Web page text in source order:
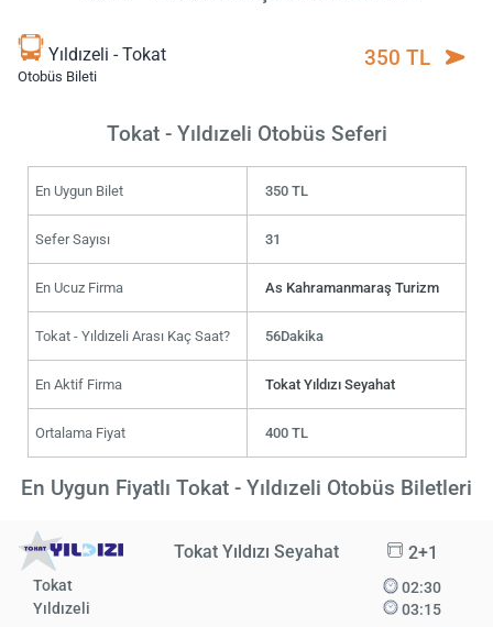
Yıldızeli - Tokat
Otobüs Bileti
350 TL
Tokat - Yıldızeli Otobüs Seferi
En Uygun Bilet 350 TL
Sefer Sayısı 31
En Ucuz Firma As Kahramanmaraş Turizm
Tokat - Yıldızeli Arası Kaç Saat? 56Dakika
En Aktif Firma Tokat Yıldızı Seyahat
Ortalama Fiyat 400 TL
En Uygun Fiyatlı Tokat - Yıldızeli Otobüs Biletleri
Tokat Yıldızı Seyahat 2+1
Tokat
Yıldızeli
02:30
03:15